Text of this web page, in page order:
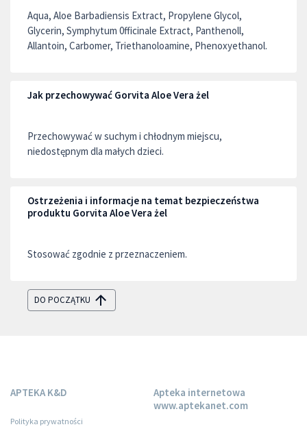
Aqua, Aloe Barbadiensis Extract, Propylene Glycol,
Glycerin, Symphytum 0fficinale Extract, Panthenoll,
Allantoin, Carbomer, Triethanoloamine, Phenoxyethanol.
Jak przechowywać Gorvita Aloe Vera żel
Przechowywać w suchym i chłodnym miejscu,
niedostępnym dla małych dzieci.
Ostrzeżenia i informacje na temat bezpieczeństwa
produktu Gorvita Aloe Vera żel
Stosować zgodnie z przeznaczeniem.
DO POCZĄTKU
APTEKA K&D
Polityka prywatności
Apteka internetowa
www.aptekanet.com